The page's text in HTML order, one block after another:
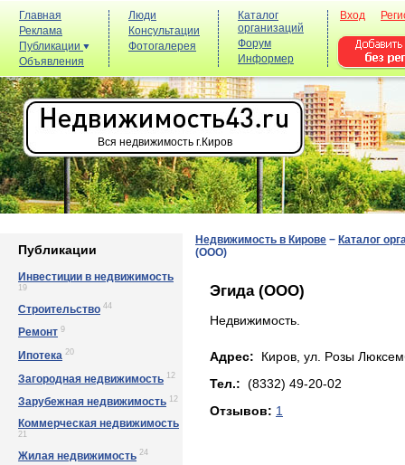
Главная
Реклама
Публикации
Объявления
Люди
Консультации
Фотогалерея
Каталог
организаций
Форум
Информер
Вход
Вся недвижимость г.Киров
Публикации
Инвестиции в недвижимость
19
Строительство 44
Ремонт 9
Ипотека 20
Загородная недвижимость 12
Зарубежная недвижимость 12
Коммерческая недвижимость
21
Жилая недвижимость 24
Недвижимость в Кирове − Каталог
(ООО)
Эгида (ООО)
Недвижимость.
Адрес: Киров, yл. Рoзы
Тел.: (8332) 49-20-02
Отзывов: 1